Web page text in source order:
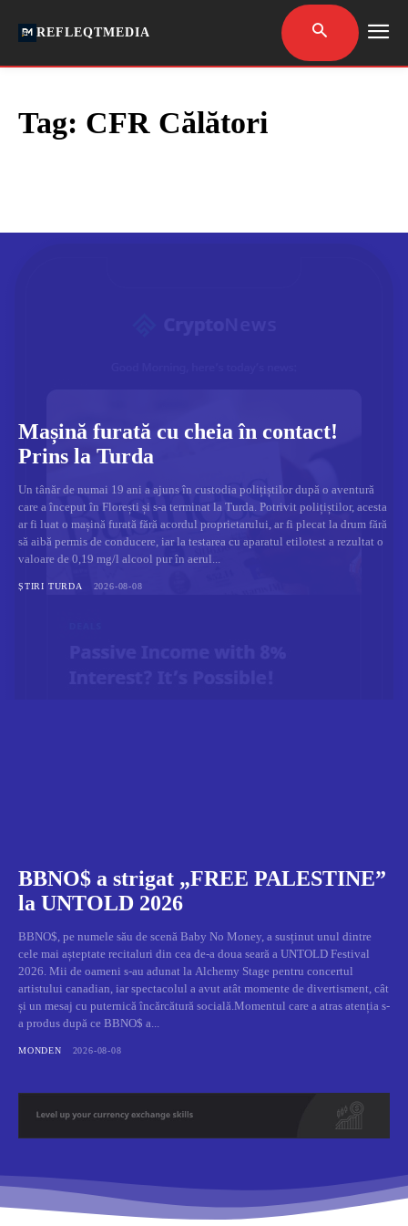
REFLEQTMEDIA
Tag: CFR Călători
Mașină furată cu cheia în contact!
Prins la Turda
Un tânăr de numai 19 ani a ajuns în custodia polițiștilor după o aventură
care a început în Florești și s-a terminat la Turda. Potrivit polițiștilor, acesta
ar fi luat o mașină furată fără acordul proprietarului, ar fi plecat la drum fără
să aibă permis de conducere, iar la testarea cu aparatul etilotest a rezultat o
valoare de 0,19 mg/l alcool pur în aerul...
ȘTIRI TURDA 2026-08-08
BBNO$ a strigat „FREE PALESTINE”
la UNTOLD 2026
BBNO$, pe numele său de scenă Baby No Money, a susținut unul dintre
cele mai așteptate recitaluri din cea de-a doua seară a UNTOLD Festival
2026. Mii de oameni s-au adunat la Alchemy Stage pentru concertul
artistului canadian, iar spectacolul a avut atât momente de divertisment, cât
și un mesaj cu puternică încărcătură socială.Momentul care a atras atenția s-
a produs după ce BBNO$ a...
MONDEN 2026-08-08